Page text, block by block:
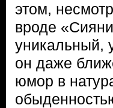
этом,
вроде
уникальный,
он даже
юмор в